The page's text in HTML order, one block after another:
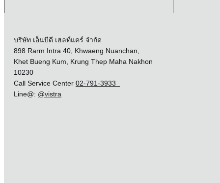
บริษัท เอ็นบีดี เฮลท์แคร์ จำกัด
898 Rarm Intra 40, Khwaeng Nuanchan,
Khet Bueng Kum, Krung Thep Maha Nakhon
10230
Call Service Center 02-791-3933
Line@: @vistra